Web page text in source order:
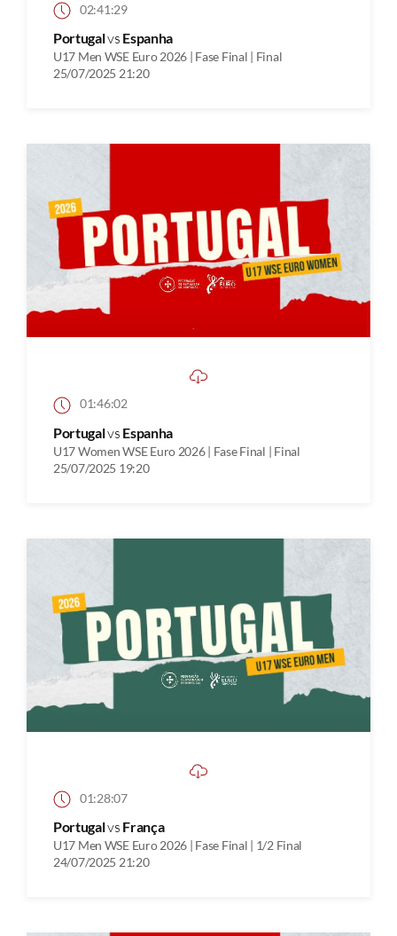
02:41:29
Portugalvs Espanha
U17 Men WSE Euro 2026 | Fase Final | Final
25/07/2025 21:20
01:46:02
Portugalvs Espanha
U17 Women WSE Euro 2026 | Fase Final | Final
25/07/2025 19:20
01:28:07
Portugalvs França
U17 Men WSE Euro 2026 | Fase Final | 1/2 Final
24/07/2025 21:20